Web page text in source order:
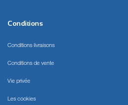
Conditions
Conditions livraisons
Conditions de vente
Vie privée
Les cookies